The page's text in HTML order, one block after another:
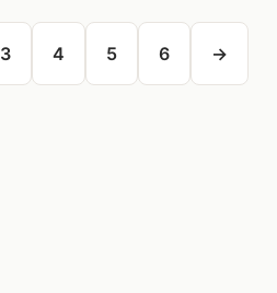
3 4 5 6 →